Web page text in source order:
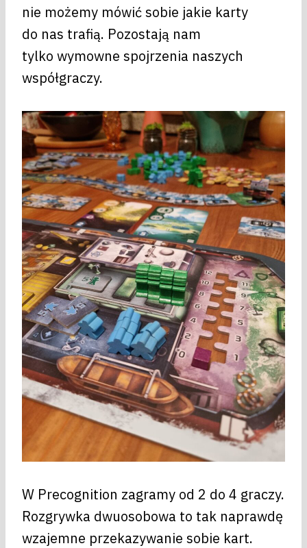
nie możemy mówić sobie jakie karty
do nas trafią. Pozostają nam
tylko wymowne spojrzenia naszych
współgraczy.
W Precognition zagramy od 2 do 4 graczy.
Rozgrywka dwuosobowa to tak naprawdę
wzajemne przekazywanie sobie kart.